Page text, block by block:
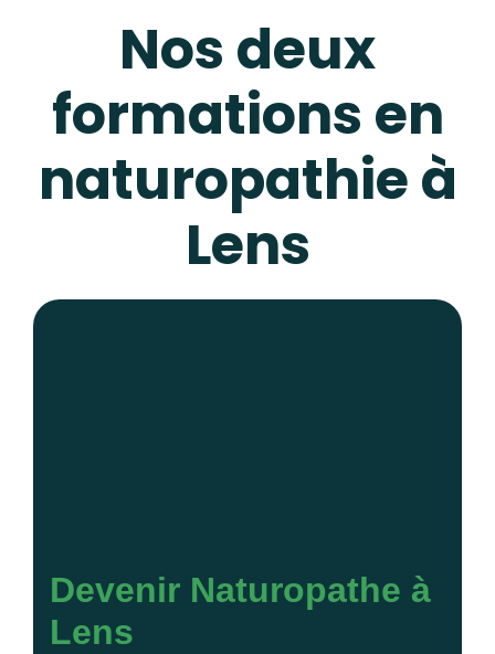
Nos deux
formations en
naturopathie à
Lens
Devenir Naturopathe à
Lens